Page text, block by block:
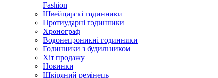
Fashion
Швейцарскі годинники
Протиударні годинники
Хронограф
Водонепроникні годинники
Годинники з будильником
Хіт продажу
Новинки
Шкіряний ремінець